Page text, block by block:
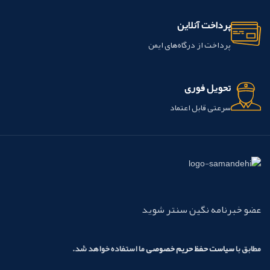
پرداخت آنلاین
پرداخت از درگاه‌های ایمن
تحویل فوری
سرعتی قابل اعتماد
عضو خبرنامه نگین سنتر شوید
مطابق باسیاست حفظ حریم خصوصیما استفاده خواهد شد.